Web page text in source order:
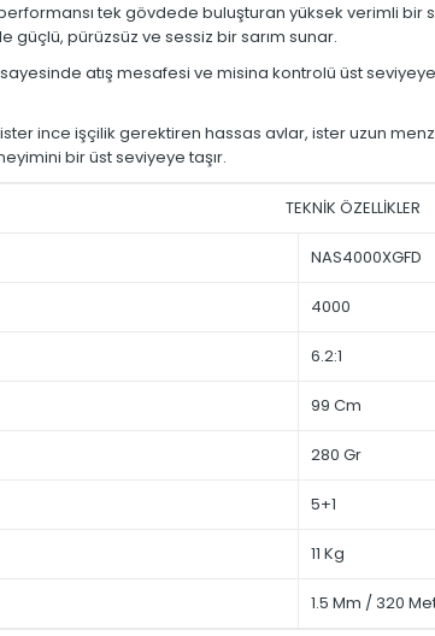
tek gövdede buluşturan yüksek verimli bir
güçlü, pürüzsüz ve sessiz bir sarım sunar.
atış mesafesi ve misina kontrolü üst
ince işçilik gerektiren hassas avlar, ister uzun
bir üst seviyeye taşır.
TEKNİK ÖZELLİKLER
NAS4000XGFD
4000
6.2:1
99 Cm
280 Gr
5+1
11 Kg
1.5 Mm / 320